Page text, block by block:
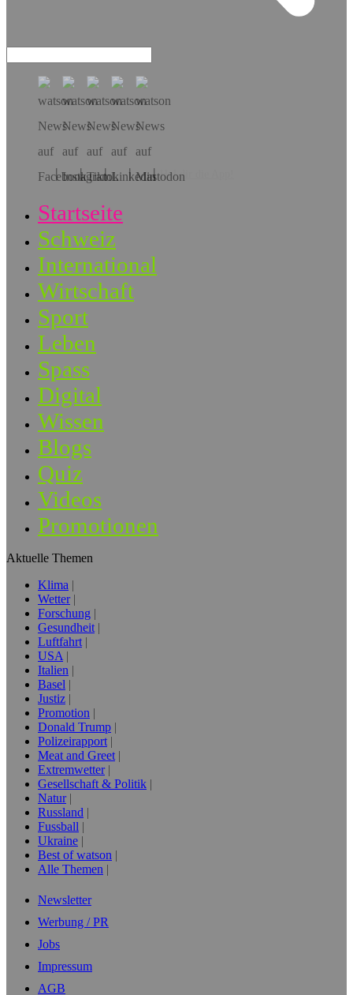
Hol dir die App!
Startseite
Schweiz
International
Wirtschaft
Sport
Leben
Spass
Digital
Wissen
Blogs
Quiz
Videos
Promotionen
Aktuelle Themen
Klima
Wetter
Forschung
Gesundheit
Luftfahrt
USA
Italien
Basel
Justiz
Promotion
Donald Trump
Polizeirapport
Meat and Greet
Extremwetter
Gesellschaft & Politik
Natur
Russland
Fussball
Ukraine
Best of watson
Alle Themen
Newsletter
Werbung / PR
Jobs
Impressum
AGB